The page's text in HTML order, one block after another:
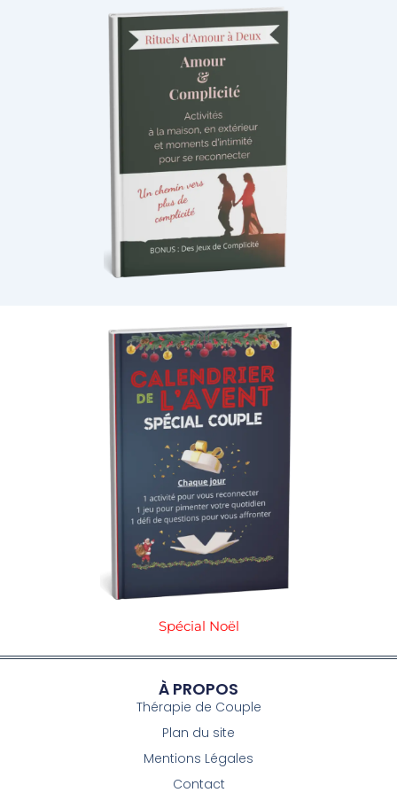
Spécial Noël
À PROPOS
Thérapie de Couple
Plan du site
Mentions Légales
Contact